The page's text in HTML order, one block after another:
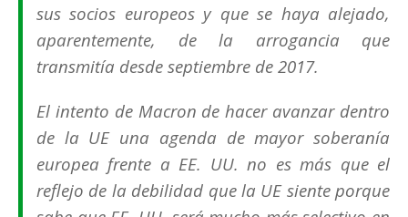
sus socios europeos y que se haya alejado,
aparentemente, de la arrogancia que
transmitía desde septiembre de 2017.
El intento de Macron de hacer avanzar dentro
de la UE una agenda de mayor soberanía
europea frente a EE. UU. no es más que el
reflejo de la debilidad que la UE siente porque